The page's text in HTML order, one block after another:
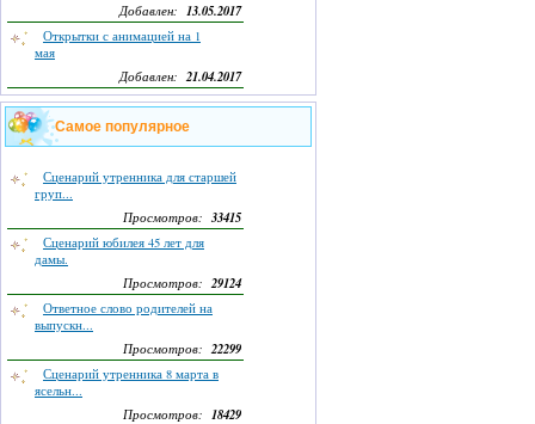
Добавлен: 13.05.2017
Открытки с анимацией на 1
мая
Добавлен:21.04.2017
Самое популярное
Сценарий утренника для старшей
груп...
Просмотров: 33415
Сценарий юбилея 45 лет для
дамы.
Просмотров:29124
Ответное слово родителей на
выпускн...
Просмотров:22299
Сценарий утренника 8 марта в
ясельн...
Просмотров: 18429